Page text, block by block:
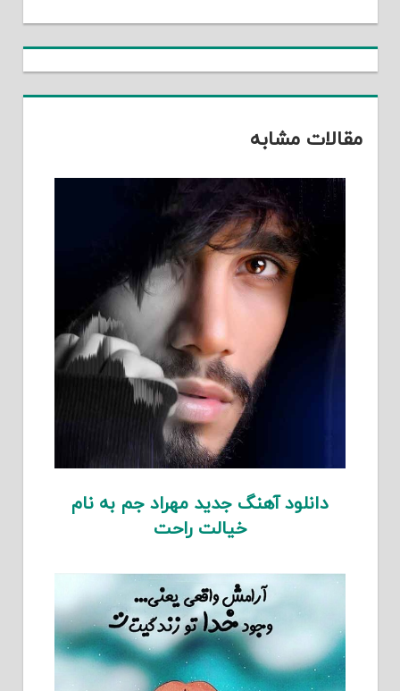
مقالات مشابه
دانلود آهنگ جدید مهراد جم به نام
خیالت راحت